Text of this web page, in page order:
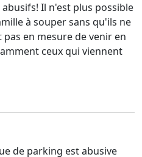
Il n'est plus possible
à souper sans qu'ils ne
en mesure de venir en
ceux qui viennent
de parking est abusive